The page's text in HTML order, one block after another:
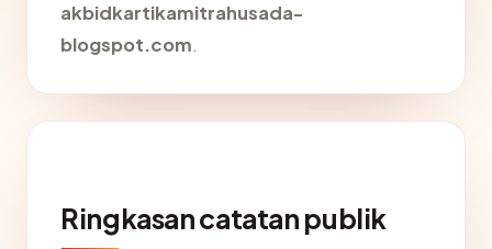
akbidkartikamitrahusada-
blogspot.com.
Ringkasan catatan publik